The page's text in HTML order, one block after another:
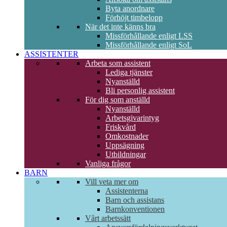
Byta anordnare
Förhöjt timbelopp
När det inte känns bra
Missförhållande enligt LSS
Missförhållande enligt SoL
ASSISTENTER
Arbeta som assistent
Lediga tjänster
Nyanställd
Bli personlig assistent
För dig som anställd
Nyanställd
Arbetsgivarintyg
Friskvård
Omkostnader
Uppsägning
Utbildningar
Vanliga frågor
BARN
Vill veta mer om
Assistenterna
Barn och assistans
Barnkonventionen
Vårt arbetssätt